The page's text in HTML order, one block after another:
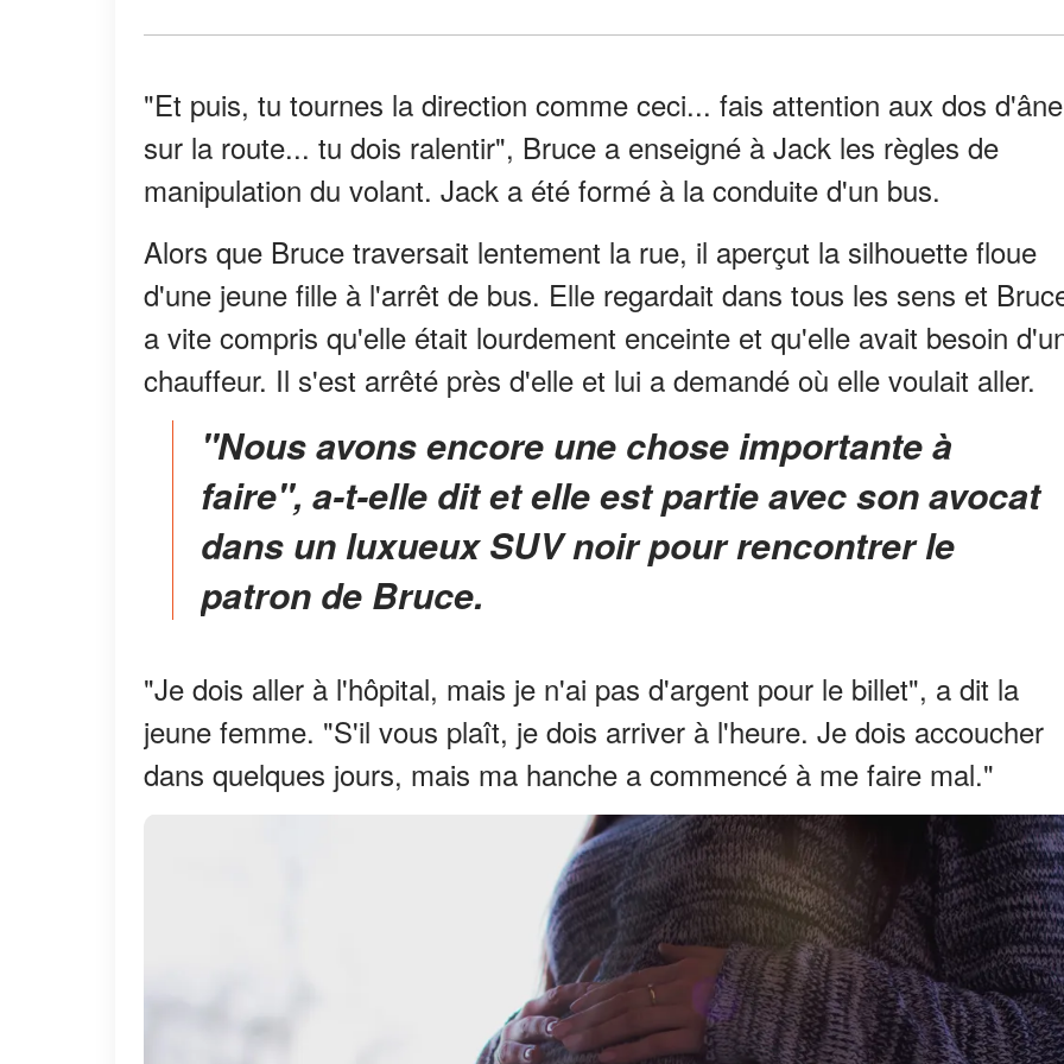
"Et puis, tu tournes la direction comme ceci... fais attention aux dos d'âne
sur la route... tu dois ralentir", Bruce a enseigné à Jack les règles de
manipulation du volant. Jack a été formé à la conduite d'un bus.
Alors que Bruce traversait lentement la rue, il aperçut la silhouette floue
d'une jeune fille à l'arrêt de bus. Elle regardait dans tous les sens et
a vite compris qu'elle était lourdement enceinte et qu'elle avait besoin
chauffeur. Il s'est arrêté près d'elle et lui a demandé où elle voulait aller.
"Nous avons encore une chose importante à
faire", a-t-elle dit et elle est partie avec son avocat
dans un luxueux SUV noir pour rencontrer le
patron de Bruce.
"Je dois aller à l'hôpital, mais je n'ai pas d'argent pour le billet", a dit la
jeune femme. "S'il vous plaît, je dois arriver à l'heure. Je dois accoucher
dans quelques jours, mais ma hanche a commencé à me faire mal."